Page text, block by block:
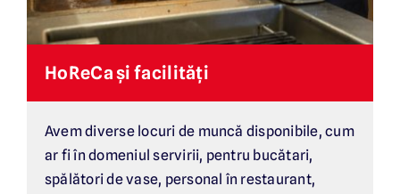
HoReCa și facilități
Avem diverse locuri de muncă disponibile, cum
ar fi în domeniul servirii, pentru bucătari,
spălători de vase, personal în restaurant,